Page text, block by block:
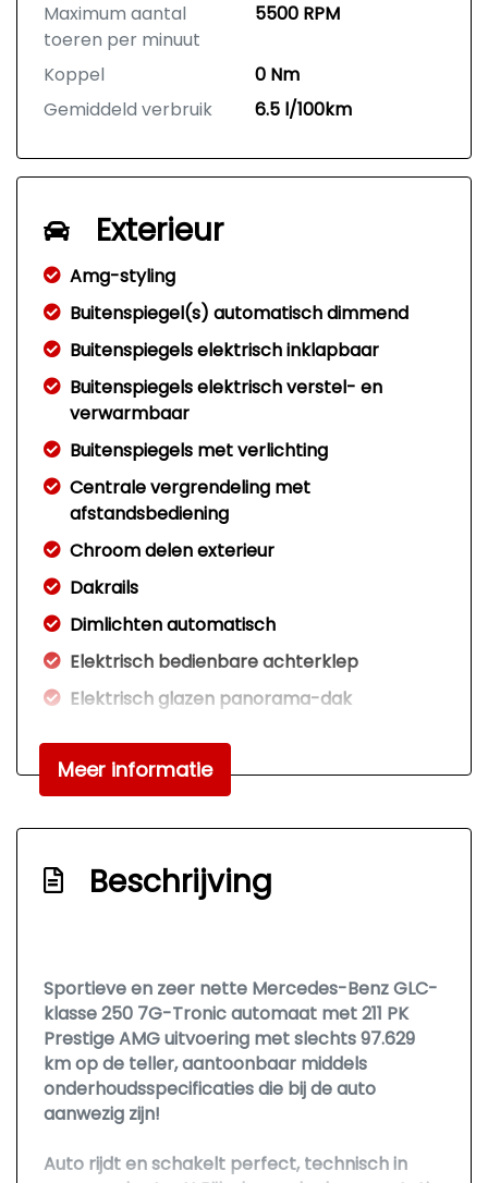
Maximum aantal
toeren per minuut
5500 RPM
Koppel
0 Nm
Gemiddeld verbruik
6.5 l/100km
Exterieur
Amg-styling
Buitenspiegel(s) automatisch dimmend
Buitenspiegels elektrisch inklapbaar
Buitenspiegels elektrisch verstel- en
verwarmbaar
Buitenspiegels met verlichting
Centrale vergrendeling met
afstandsbediening
Chroom delen exterieur
Dakrails
Dimlichten automatisch
Elektrisch bedienbare achterklep
Elektrisch glazen panorama-dak
Koplampen adaptief
Lichtmetalen velgen 19"
Parkeersensor voor en achter
Side assist
Sportonderstel
Sportvelgen
Meer informatie
Beschrijving
Sportieve en zeer nette Mercedes-Benz GLC-
klasse 250 7G-Tronic automaat met 211 PK
Prestige AMG uitvoering met slechts 97.629
km op de teller, aantoonbaar middels
onderhoudsspecificaties die bij de auto
aanwezig zijn!
Auto rijdt en schakelt perfect, technisch in